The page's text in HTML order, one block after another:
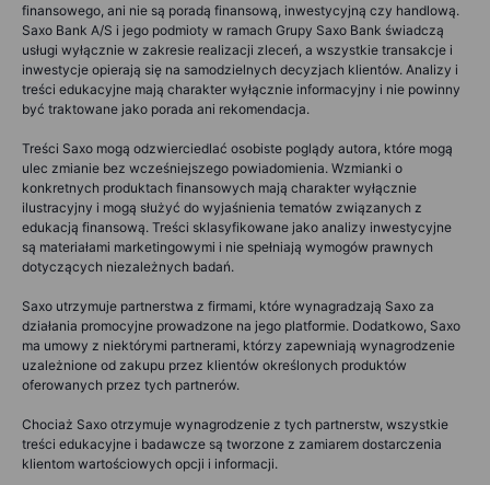
finansowego, ani nie są poradą finansową, inwestycyjną czy handlową.
Saxo Bank A/S i jego podmioty w ramach Grupy Saxo Bank świadczą
usługi wyłącznie w zakresie realizacji zleceń, a wszystkie transakcje i
inwestycje opierają się na samodzielnych decyzjach klientów. Analizy i
treści edukacyjne mają charakter wyłącznie informacyjny i nie powinny
być traktowane jako porada ani rekomendacja.
Treści Saxo mogą odzwierciedlać osobiste poglądy autora, które mogą
ulec zmianie bez wcześniejszego powiadomienia. Wzmianki o
konkretnych produktach finansowych mają charakter wyłącznie
ilustracyjny i mogą służyć do wyjaśnienia tematów związanych z
edukacją finansową. Treści sklasyfikowane jako analizy inwestycyjne
są materiałami marketingowymi i nie spełniają wymogów prawnych
dotyczących niezależnych badań.
Saxo utrzymuje partnerstwa z firmami, które wynagradzają Saxo za
działania promocyjne prowadzone na jego platformie. Dodatkowo, Saxo
ma umowy z niektórymi partnerami, którzy zapewniają wynagrodzenie
uzależnione od zakupu przez klientów określonych produktów
oferowanych przez tych partnerów.
Chociaż Saxo otrzymuje wynagrodzenie z tych partnerstw, wszystkie
treści edukacyjne i badawcze są tworzone z zamiarem dostarczenia
klientom wartościowych opcji i informacji.